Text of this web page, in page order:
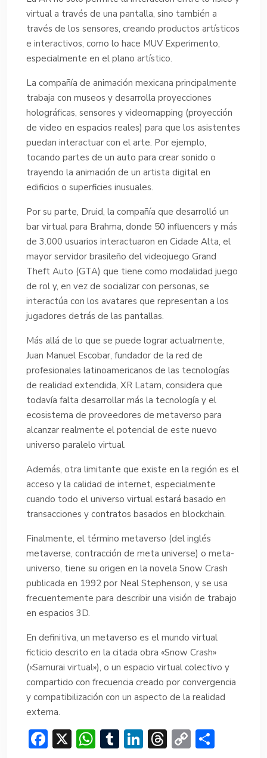
virtual a través de una pantalla, sino también a
través de los sensores, creando productos artísticos
e interactivos, como lo hace MUV Experimento,
especialmente en el plano artístico.
La compañía de animación mexicana principalmente
trabaja con museos y desarrolla proyecciones
holográficas, sensores y videomapping (proyección
de video en espacios reales) para que los asistentes
puedan interactuar con el arte. Por ejemplo,
tocando partes de un auto para crear sonido o
trayendo la animación de un artista digital en
edificios o superficies inusuales.
Por su parte, Druid, la compañía que desarrolló un
bar virtual para Brahma, donde 50 influencers y más
de 3.000 usuarios interactuaron en Cidade Alta, el
mayor servidor brasileño del videojuego Grand
Theft Auto (GTA) que tiene como modalidad juego
de rol y, en vez de socializar con personas, se
interactúa con los avatares que representan a los
jugadores detrás de las pantallas.
Más allá de lo que se puede lograr actualmente,
Juan Manuel Escobar, fundador de la red de
profesionales latinoamericanos de las tecnologías
de realidad extendida, XR Latam, considera que
todavía falta desarrollar más la tecnología y el
ecosistema de proveedores de metaverso para
alcanzar realmente el potencial de este nuevo
universo paralelo virtual.
Además, otra limitante que existe en la región es el
acceso y la calidad de internet, especialmente
cuando todo el universo virtual estará basado en
transacciones y contratos basados en blockchain.
Finalmente, el término metaverso (del inglés
metaverse, contracción de meta universe) o meta-
universo, tiene su origen en la novela Snow Crash
publicada en 1992 por Neal Stephenson, y se usa
frecuentemente para describir una visión de trabajo
en espacios 3D.
En definitiva, un metaverso es el mundo virtual
ficticio descrito en la citada obra «Snow Crash»
(«Samurai virtual»), o un espacio virtual colectivo y
compartido con frecuencia creado por convergencia
y compatibilización con un aspecto de la realidad
externa.
F X W T Li T C